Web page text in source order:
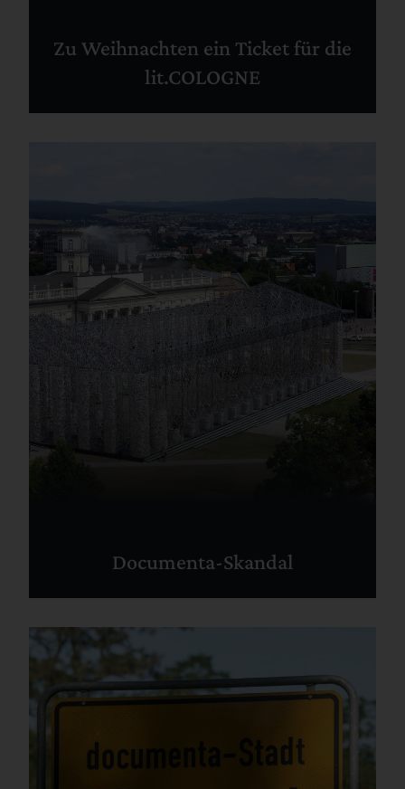
Zu Weihnachten ein Ticket für die
lit.COLOGNE
Documenta-Skandal